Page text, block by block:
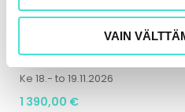
VAIN
Konsernitilinpäätöksen
Ke 18.- to 19.11.2026
1 390,00 €